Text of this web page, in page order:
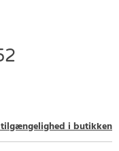
i butikken